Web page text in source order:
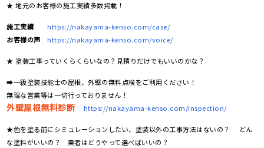
★ 地元のお客様の施工実績多数掲載！
施工実績
https://nakayama-kenso.com/case/
お客様の声
https://nakayama-kenso.com/voice/
★ 塗装工事っていくらくらいなの？見積りだけでもいいのかな？
➡一級塗装技能士の屋根、外壁の無料点検をご利用ください！
無理な営業等は一切行っておりません！
外壁屋根無料診断 https://nakayama-kenso.com/inspection/
★色を塗る前にシミュレーションしたい、塗装以外の工事方法はないの？ どん
な塗料がいいの？ 業者はどうやって選べばいいの？